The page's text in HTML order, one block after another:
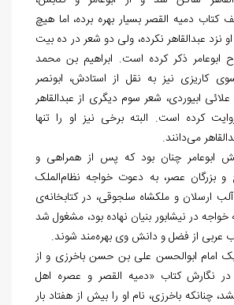
کتاب دمیه القصر بسیار بهره برده، اما هیچ
نزد عبدالقاهر نکرده، ولی دو شعر در ده بیت
ابوعامر ذکر کرده است. ابراهیم بن محمد
کاریزی نیز به نقل از استادش، ابونصر
ابیوردی، شعر سوم دیگری از عبدالقاهر
کرده است. البته برخی نیز او را تنها
میدانند.
ابوعامر چنان بود که پس از همراهی و
و بزرگان عصر، به دعوت خواجه نظامالملک
ارسلان و ملکشاه سلجوقی، در کتابخانهی
در نیشابور بنیان نهاده بود، مشغول شد
عربی از فضل و دانش وی بهرهمند شوند.
امام ابوالحسن علی بن حسن باخرزی و از
در نگارش کتاب «دميه القصر و عصره اهل
چنان‏که باخرزی، نام او را بیش از هفتاد بار